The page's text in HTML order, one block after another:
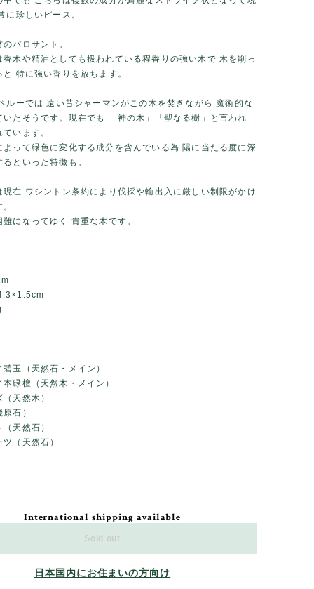
に珍しいピース。
パロサント。
香木や精油としても扱われている程香りの強い木で 木を削っ
特に強い香りを放ちます。
ルーでは 遠い昔シャーマンがこの木を焚きながら 魔術的な
いたそうです。現在でも 「神の木」「聖なる樹」と言われ
います。
よって緑色に変化する成分を含んでいる為 陽に当たる度に深
といった特徴も。
現在 ワシントン条約により伐採や輸出入に厳しい制限がかけ
になってゆく 貴重な木です。
玉（天然石・メイン）
緑檀（天然木・メイン）
天然木）
石）
天然石）
（天然石）
International shipping available
Sold out
日本国内にお住まいの方向け